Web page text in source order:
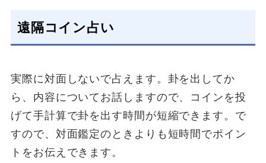
遠隔コイン占い
実際に対面しないで占えます。卦を出してか
ら、内容についてお話しますので、コインを投
げて手計算で卦を出す時間が短縮できます。で
すので、対面鑑定のときよりも短時間でポイン
トをお伝えできます。